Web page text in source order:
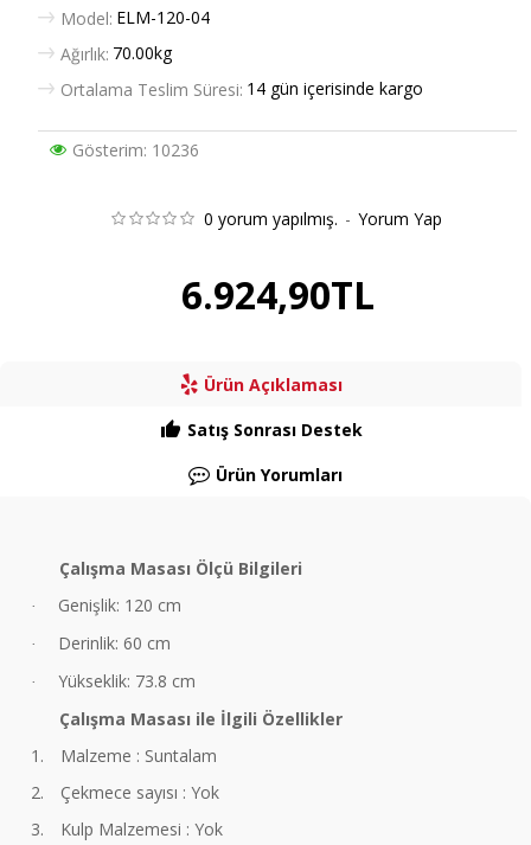
Model: ELM-120-04
Ağırlık: 70.00kg
Ortalama Teslim Süresi: 14 gün içerisinde kargo
Gösterim: 10236
0 yorum yapılmış. - Yorum Yap
6.924,90TL
Ürün Açıklaması
Satış Sonrası Destek
Ürün Yorumları
Çalışma Masası Ölçü Bilgileri
· Genişlik: 120 cm
· Derinlik: 60 cm
·
Yükseklik: 73.8 cm
Çalışma Masası ile İlgili Özellikler
1.
Malzeme : Suntalam
2.
Çekmece sayısı : Yok
3.
Kulp Malzemesi : Yok